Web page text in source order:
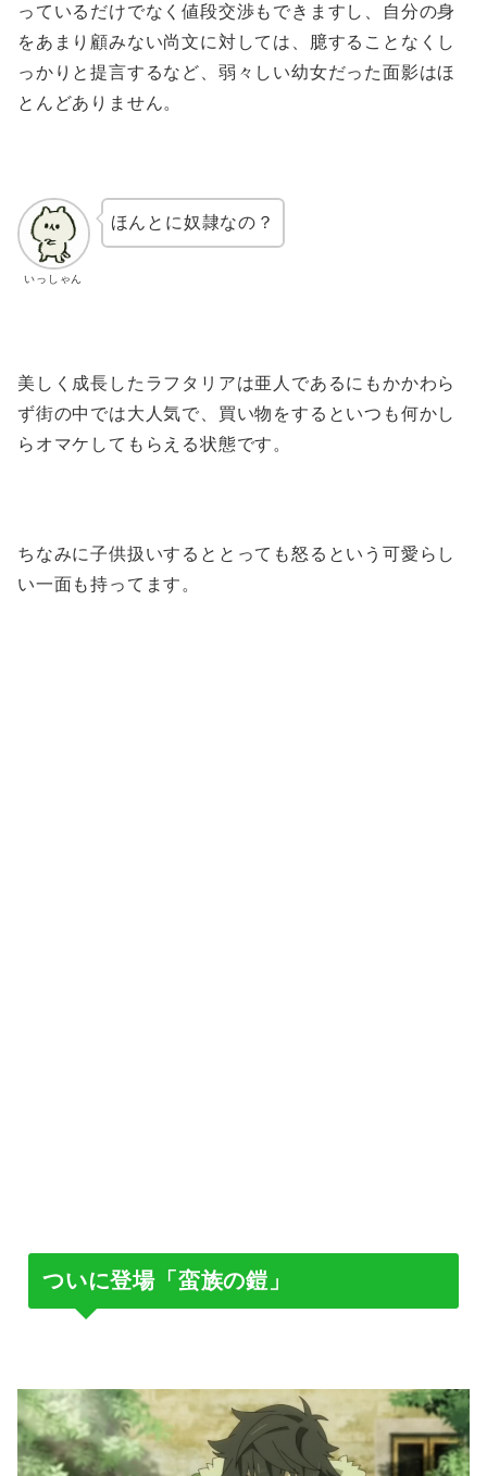
っているだけでなく値段交渉もできますし、自分の身
をあまり顧みない尚文に対しては、臆することなくし
っかりと提言するなど、弱々しい幼女だった面影はほ
とんどありません。
いっしゃん
ほんとに奴隷なの？
美しく成長したラフタリアは亜人であるにもかかわら
ず街の中では大人気で、買い物をするといつも何かし
らオマケしてもらえる状態です。
ちなみに子供扱いするととっても怒るという可愛らし
い一面も持ってます。
ついに登場「蛮族の鎧」